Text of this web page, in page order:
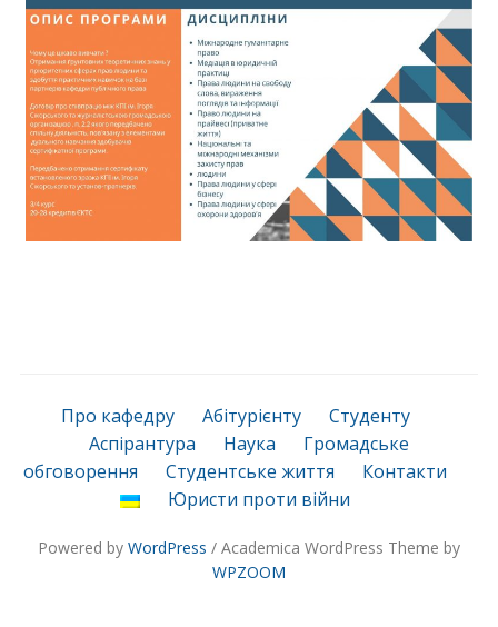
Про кафедру Абітурієнту
Студенту
Аспірантура
Наука
Громадське
обговорення
Студентське життя
Контакти
Юристи проти війни
Powered by WordPress / Academica WordPress Theme by
WPZOOM